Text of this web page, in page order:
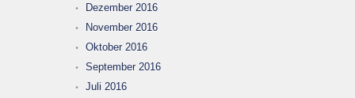
Dezember 2016
November 2016
Oktober 2016
September 2016
Juli 2016